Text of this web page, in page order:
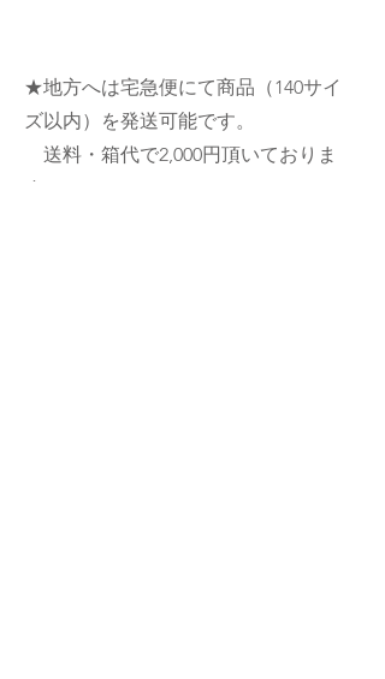
★地方へは宅急便にて商品（140サイ
ズ以内）を発送可能です。
送料・箱代で2,000円頂いておりま
す。